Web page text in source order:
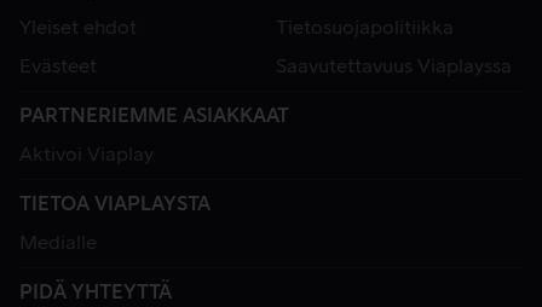
Yleiset ehdot
Tietosuojapolitiikka
Evästeet
Saavutettavuus Viaplayssa
PARTNERIEMME ASIAKKAAT
Aktivoi Viaplay
TIETOA VIAPLAYSTA
Medialle
PIDÄ YHTEYTTÄ